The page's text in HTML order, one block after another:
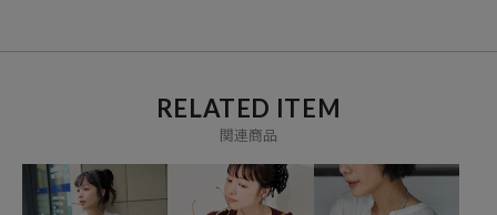
RELATED ITEM
関連商品